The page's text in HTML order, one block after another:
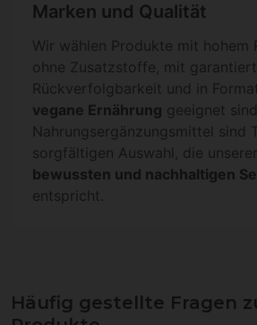
Marken und Qualität
Wir wählen Produkte mit hohem
ohne Zusatzstoffe, mit
Rückverfolgbarkeit und in
vegane Ernährung geeignet
Nahrungsergänzungsmittel sind
sorgfältigen Auswahl, die
bewussten und nachhaltigen
entspricht.
Häufig gestellte Fragen